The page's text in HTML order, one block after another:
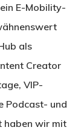
E-Mobility-
als
Creator
VIP-
Podcast- und
haben wir mit